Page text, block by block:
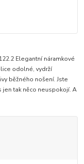
Elegantní náramkové
odolné, vydrží
běžného nošení. Jste
jen tak něco neuspokojí. A